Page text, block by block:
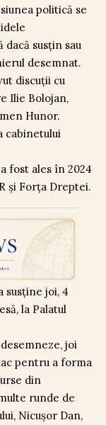
politică se
susțin sau
desemnat.
discuții cu
Ilie Bolojan,
Hunor.
cabinetului
fost ales în 2024
și Forța Dreptei.
susține joi, 4
la Palatul
joi
pentru a forma
din
runde de
Nicușor Dan,